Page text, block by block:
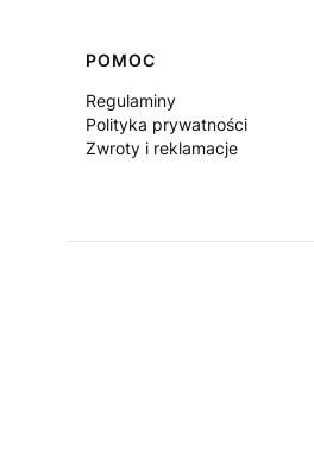
Linki w stopce
POMOC
Regulaminy
Polityka prywatności
Zwroty i reklamacje